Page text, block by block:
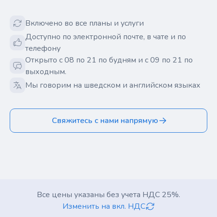
Включено во все планы и услуги
Доступно по электронной почте, в чате и по
телефону
Открыто с 08 по 21 по будням и с 09 по 21 по
выходным.
Мы говорим на шведском и английском языках
Свяжитесь с нами напрямую
Все цены указаны без учета НДС 25%.
Изменить на вкл. НДС